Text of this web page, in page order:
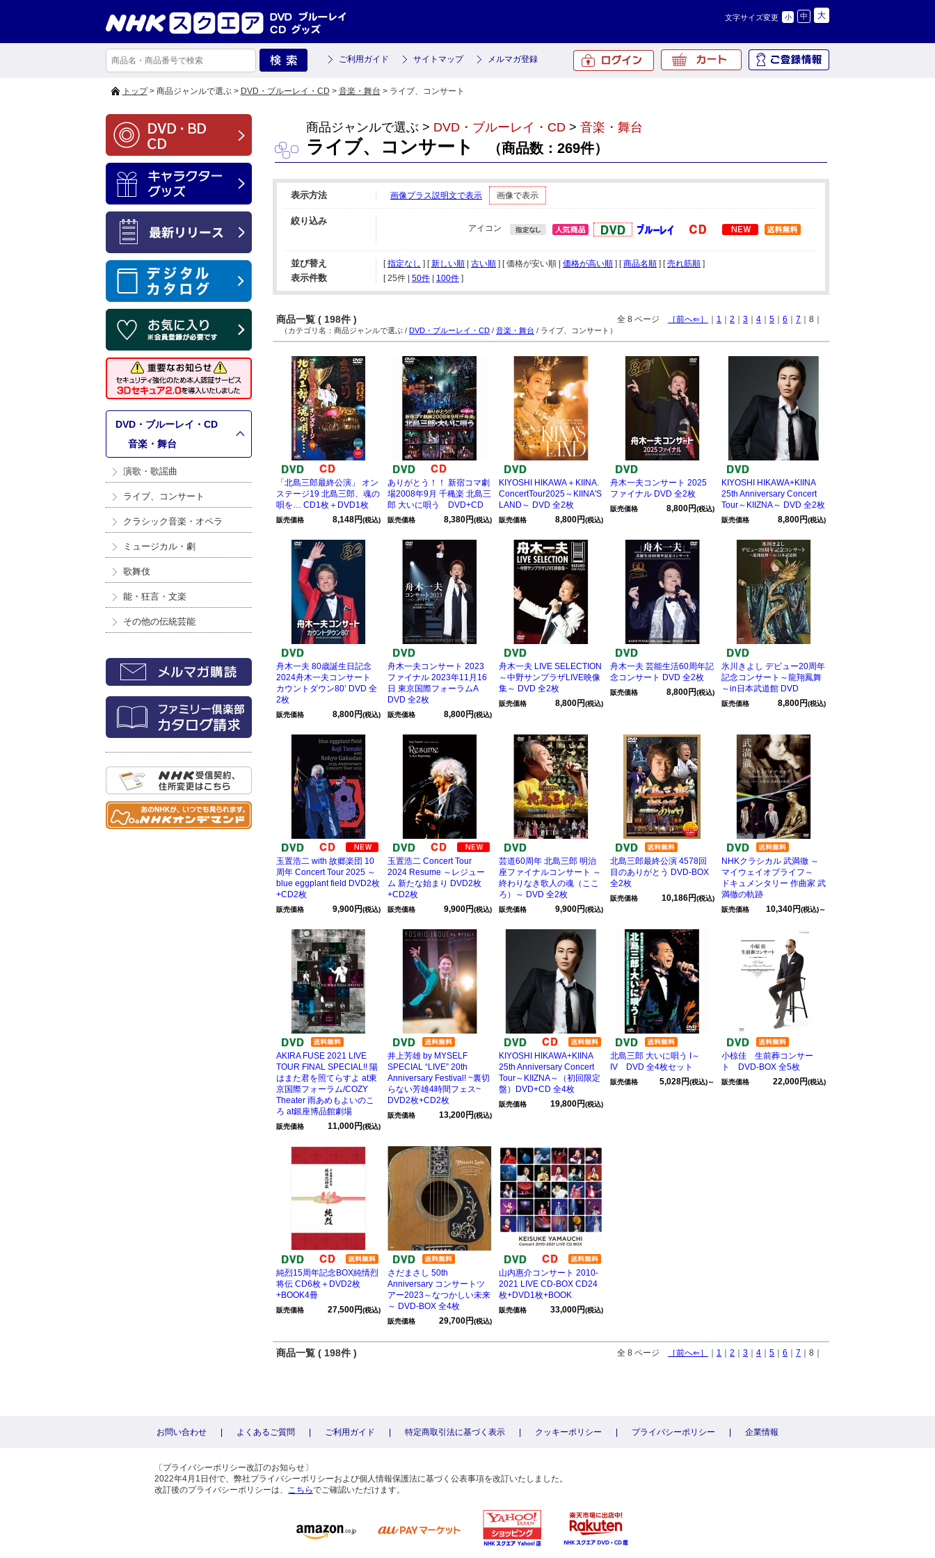
文字サイズ変更 小 中 大
ご利用ガイド サイトマップ メルマガ登録
トップ> 商品ジャンルで選ぶ > DVD・ブルーレイ・CD > 音楽・舞台 > ライブ、コンサート
DVD・ブルーレイ・CD
音楽・舞台
演歌・歌謡曲
ライブ、コンサート
クラシック音楽・オペラ
ミュージカル・劇
歌舞伎
能・狂言・文楽
その他の伝統芸能
商品ジャンルで選ぶ > DVD・ブルーレイ・CD > 音楽・舞台
ライブ、コンサート （商品数：269件）
表示方法 画像プラス説明文で表示 画像で表示
絞り込み
アイコン
並び替え [指定なし ] [新しい順 古い順 ] [ 価格が安い順 | 価格が高い順 ] [商品名順 ] [売れ筋順 ]
表示件数 [ 25件 50件 100件 ]
商品一覧 ( 198件 ) 全 8 ページ ［前へ⇐］ 1 2 3 4 5 6 7 ｜8｜
（カテゴリ名：商品ジャンルで選ぶ / DVD・ブルーレイ・CD / 音楽・舞台 / ライブ、コンサート）
「北島三郎最終公演」 オン
ステージ19 北島三郎、魂の
唄を… CD1枚＋DVD1枚
販売価格 8,148円(税込)
ありがとう！！ 新宿コマ劇
場2008年9月 千穐楽 北島三
郎 大いに唄う DVD+CD
販売価格 8,380円(税込)
KIYOSHI HIKAWA＋KIINA.
ConcertTour2025～KIINA'S
LAND～ DVD 全2枚
販売価格 8,800円(税込)
舟木一夫コンサート 2025
ファイナル DVD 全2枚
販売価格 8,800円(税込)
KIYOSHI HIKAWA+KIINA
25th Anniversary Concert
Tour～KIIZNA～ DVD 全2枚
販売価格 8,800円(税込)
舟木一夫 80歳誕生日記念
2024舟木一夫コンサート
カウントダウン80’ DVD 全
2枚
販売価格 8,800円(税込)
舟木一夫コンサート 2023
ファイナル 2023年11月16
日 東京国際フォーラムA
DVD 全2枚
販売価格 8,800円(税込)
舟木一夫 LIVE SELECTION
～中野サンプラザLIVE映像
集～ DVD 全2枚
販売価格 8,800円(税込)
舟木一夫 芸能生活60周年記
念コンサート DVD 全2枚
販売価格 8,800円(税込)
氷川きよし デビュー20周年
記念コンサート～龍翔鳳舞
～in日本武道館 DVD
販売価格 8,800円(税込)
玉置浩二 with 故郷楽団 10
周年 Concert Tour 2025 ～
blue eggplant field DVD2枚
+CD2枚
販売価格 9,900円(税込)
玉置浩二 Concert Tour
2024 Resume ～レジュー
ム 新たな始まり DVD2枚
+CD2枚
販売価格 9,900円(税込)
芸道60周年 北島三郎 明治
座ファイナルコンサート ～
終わりなき歌人の魂（ここ
ろ）～ DVD 全2枚
販売価格 9,900円(税込)
北島三郎最終公演 4578回
目のありがとう DVD-BOX
全2枚
販売価格 10,186円(税込)
NHKクラシカル 武満徹 ～
マイウェイオブライフ～
ドキュメンタリー 作曲家 武
満徹の軌跡
販売価格 10,340円(税込)～
AKIRA FUSE 2021 LIVE
TOUR FINAL SPECIAL!! 陽
はまた君を照てらすよ at東
京国際フォーラム/COZY
Theater 雨あめもよいのこ
ろ at銀座博品館劇場
販売価格 11,000円(税込)
井上芳雄 by MYSELF
SPECIAL “LIVE” 20th
Anniversary Festival! ~裏切
らない芳雄4時間フェス~
DVD2枚+CD2枚
販売価格 13,200円(税込)
KIYOSHI HIKAWA+KIINA
25th Anniversary Concert
Tour～KIIZNA～（初回限定
盤）DVD+CD 全4枚
販売価格 19,800円(税込)
北島三郎 大いに唄う I～
IV DVD 全4枚セット
販売価格 5,028円(税込)～
小椋佳 生前葬コンサー
ト DVD-BOX 全5枚
販売価格 22,000円(税込)
純烈15周年記念BOX純情烈
将伝 CD6枚＋DVD2枚
+BOOK4冊
販売価格 27,500円(税込)
さだまさし 50th
Anniversary コンサートツ
アー2023～なつかしい未来
～ DVD-BOX 全4枚
販売価格 29,700円(税込)
山内惠介コンサート 2010-
2021 LIVE CD-BOX CD24
枚+DVD1枚+BOOK
販売価格 33,000円(税込)
商品一覧 ( 198件 ) 全 8 ページ ［前へ⇐］ 1 2 3 4 5 6 7 ｜8｜
お問い合わせ よくあるご質問 ご利用ガイド 特定商取引法に基づく表示 クッキーポリシー プライバシーポリシー 企業情報
〔プライバシーポリシー改訂のお知らせ〕
2022年4月1日付で、弊社プライバシーポリシーおよび個人情報保護法に基づく公表事項を改訂いたしました。
改訂後のプライバシーポリシーは、 こちらでご確認いただけます。